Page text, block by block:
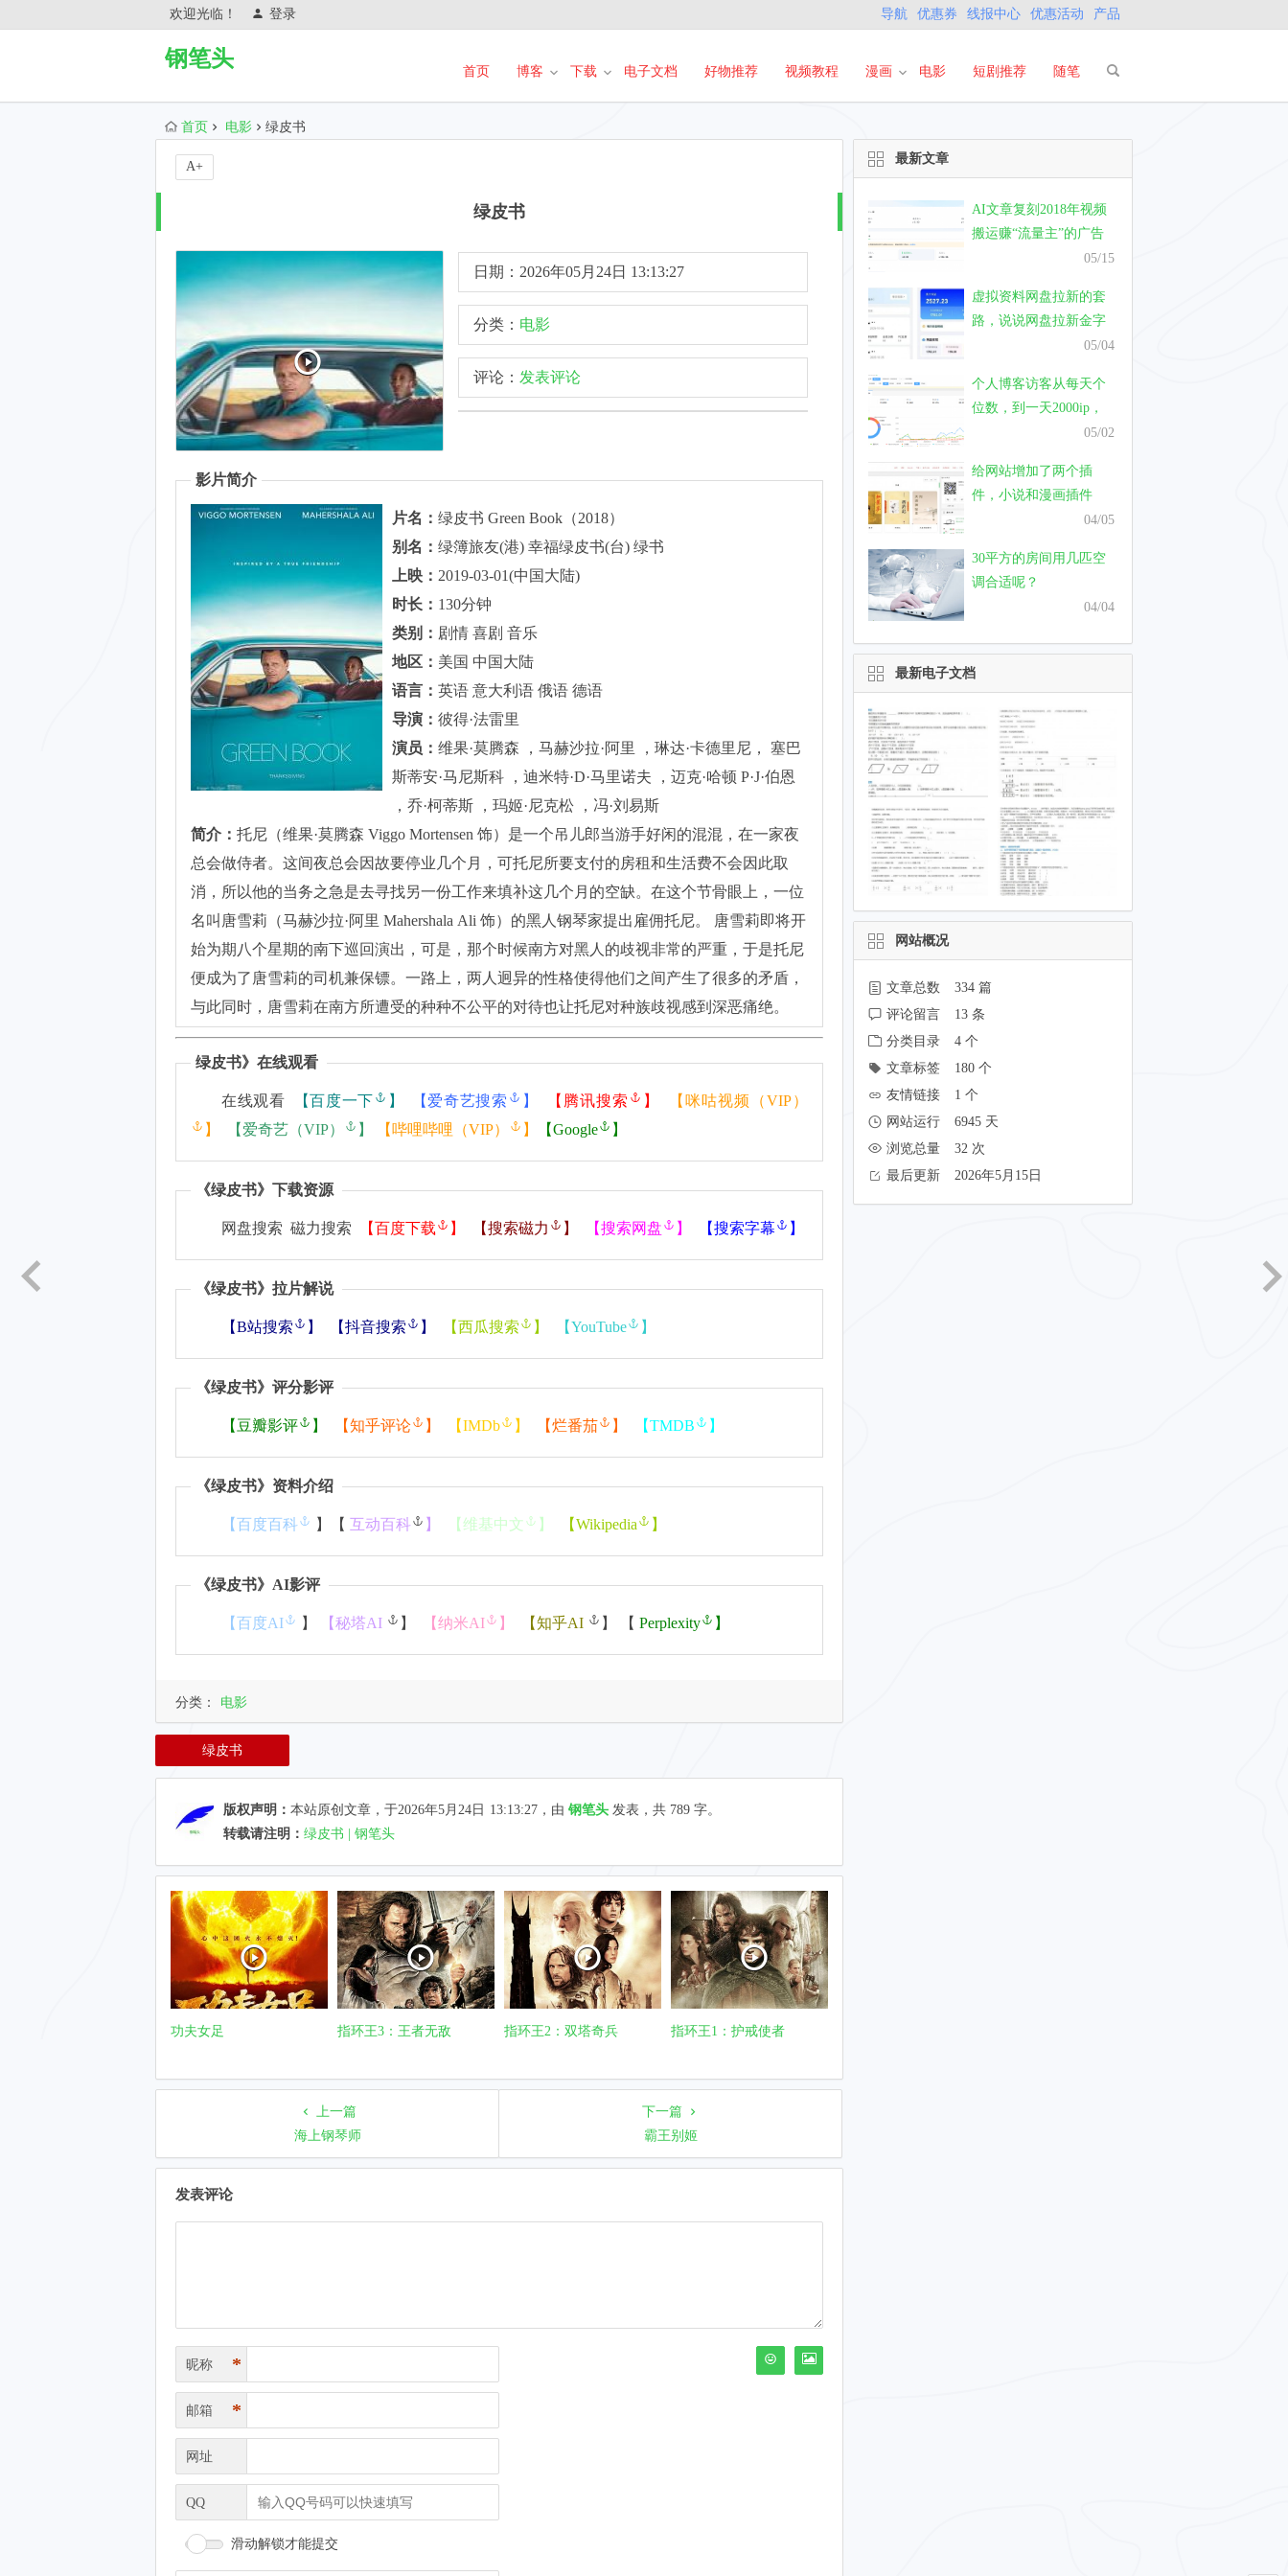
欢迎光临！ 登录 导航 优惠券 线报中心 优惠活动 产品
钢笔头
首页 博客 下载 电子文档 好物推荐 视频教程 漫画 电影 短剧推荐 随笔
首页 电影 绿皮书
绿皮书
日期：2026年05月24日 13:13:27
分类： 电影
评论： 发表评论
影片简介
片名： 绿皮书 Green Book（2018）
别名： 绿簿旅友(港) 幸福绿皮书(台) 绿书
上映： 2019-03-01(中国大陆)
时长： 130分钟
类别： 剧情 喜剧 音乐
地区： 美国 中国大陆
语言： 英语 意大利语 俄语 德语
导演： 彼得·法雷里
演员： 维果·莫腾森 ，马赫沙拉·阿里 ，琳达·卡德里尼， 塞巴
斯蒂安·马尼斯科 ，迪米特·D·马里诺夫 ，迈克·哈顿 P·J·伯恩
，乔·柯蒂斯 ，玛姬·尼克松 ，冯·刘易斯
简介： 托尼（维果·莫腾森 Viggo Mortensen 饰）是一个吊儿郎当游手好闲的混混，在一家夜
总会做侍者。这间夜总会因故要停业几个月，可托尼所要支付的房租和生活费不会因此取
消，所以他的当务之急是去寻找另一份工作来填补这几个月的空缺。在这个节骨眼上，一位
名叫唐雪莉（马赫沙拉·阿里 Mahershala Ali 饰）的黑人钢琴家提出雇佣托尼。 唐雪莉即将开
始为期八个星期的南下巡回演出，可是，那个时候南方对黑人的歧视非常的严重，于是托尼
便成为了唐雪莉的司机兼保镖。一路上，两人迥异的性格使得他们之间产生了很多的矛盾，
与此同时，唐雪莉在南方所遭受的种种不公平的对待也让托尼对种族歧视感到深恶痛绝。
绿皮书》在线观看
在线观看 【百度一下 】 【 爱奇艺搜索 】 【 腾讯搜索 】 【 咪咕视频（VIP）
】
【 爱奇艺（VIP） 】 【 哔哩哔哩（VIP） 】 【Google 】
《绿皮书》下载资源
网盘搜索 磁力搜索 【百度下载 】 【搜索磁力 】 【搜索网盘 】 【搜索字幕 】
《绿皮书》拉片解说
【B站搜索 】 【抖音搜索 】 【西瓜搜索 】 【YouTube 】
《绿皮书》评分影评
【 豆瓣影评 】 【知乎评论 】 【IMDb 】 【烂番茄 】 【TMDB 】
《绿皮书》资料介绍
【百度百科 】【 互动百科 】 【维基中文 】 【Wikipedia 】
《绿皮书》AI影评
【百度AI 】 【秘塔AI 】 【纳米AI 】 【知乎AI 】 【 Perplexity 】
A+
分类： 电影
绿皮书
版权声明： 本站原创文章，于2026年5月24日 13:13:27 ，由 钢笔头 发表，共 789 字。
转载请注明： 绿皮书 | 钢笔头
功夫女足 指环王3：王者无敌 指环王2：双塔奇兵 指环王1：护戒使者
上一篇
海上钢琴师
下一篇
霸王别姬
发表评论
昵称 *
邮箱 *
网址
QQ
滑动解锁才能提交
最新文章
AI文章复刻2018年视频
搬运赚“流量主”的广告
费，真的能有钱赚吗？
05/15
虚拟资料网盘拉新的套
路，说说网盘拉新金字
05/04
个人博客访客从每天个
位数，到一天2000ip，
05/02
给网站增加了两个插
件，小说和漫画插件
04/05
30平方的房间用几匹空
调合适呢？
04/04
最新电子文档
网站概况
文章总数
334 篇
评论留言
13 条
分类目录
4 个
文章标签
180 个
友情链接
1 个
网站运行
6945 天
浏览总量
32 次
最后更新
2026年5月15日